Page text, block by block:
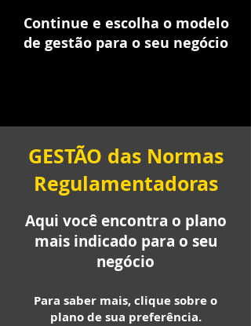
Continue e escolha o modelo
de gestão para o seu negócio
GESTÃO das Normas
Regulamentadoras
Aqui você encontra o plano
mais indicado para o seu
negócio
Para saber mais, clique sobre o
plano de sua preferência.